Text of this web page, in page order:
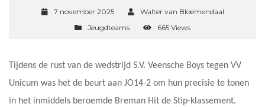
7 november 2025
Walter van Bloemendaal
Jeugdteams
665 Views
Tijdens de rust van de wedstrijd S.V. Veensche Boys tegen VV
Unicum was het de beurt aan JO14-2 om hun precisie te tonen
in het inmiddels beroemde Breman Hit de Stip-klassement.